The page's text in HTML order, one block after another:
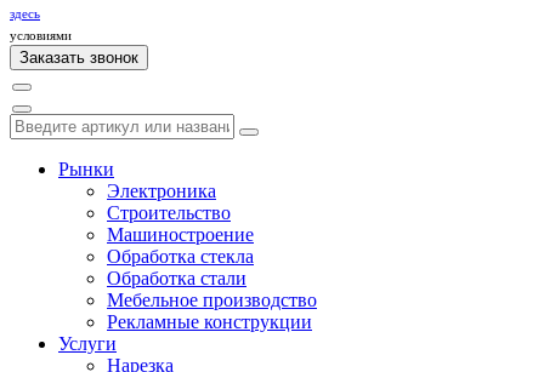
здесь
условиями
Рынки
Электроника
Строительство
Машиностроение
Обработка стекла
Обработка стали
Мебельное производство
Рекламные конструкции
Услуги
Нарезка